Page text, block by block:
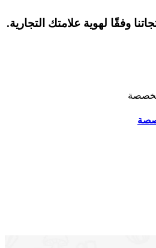
وفقًا لهوية علامتك التجارية.